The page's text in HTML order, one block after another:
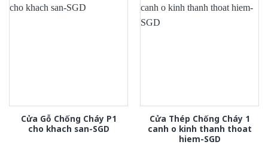
Cửa Gỗ Chống Cháy P1
cho khach san-SGD
Cửa Thép Chống Cháy 1
canh o kinh thanh thoat
hiem-SGD